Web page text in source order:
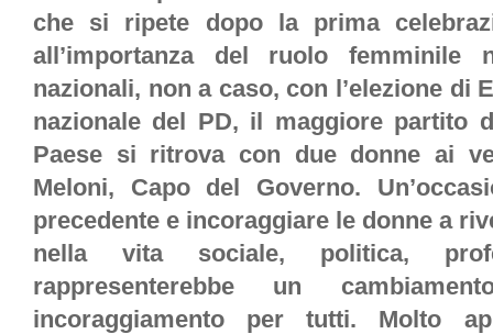
che si ripete dopo la prima
all’importanza del ruolo femminile
nazionali, non a caso, con l’elezione di
nazionale del PD, il maggiore partito
Paese si ritrova con due donne ai
Meloni, Capo del Governo.
precedente e incoraggiare le donne a
nella vita sociale, politica,
rappresenterebbe un
incoraggiamento per tutti. Molto